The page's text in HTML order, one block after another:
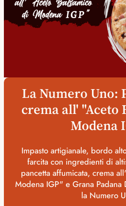
La Numero Uno:
crema all' "Aceto
Modena
Impasto artigianale, bordo
farcita con ingredienti di
pancetta affumicata, crema
Modena IGP" e Grana Padana
la Numero